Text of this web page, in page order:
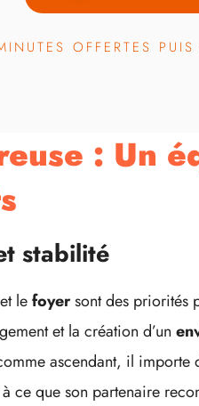
OFFERTES
: Un
stabilité
et lefoyersont des priorités
et la création d’un
ascendant, il
ce que son partenaire